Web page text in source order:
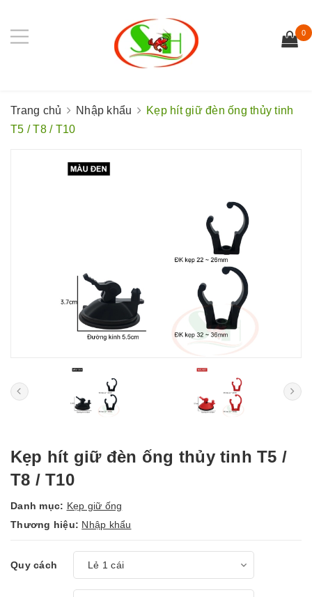
0
Trang chủ Nhập khẩu
Kẹp hít giữ đèn ống thủy tinh
T5 / T8 / T10
Kẹp hít giữ đèn ống thủy tinh T5 /
T8 / T10
Danh mục: Kẹp giữ ống
Thương hiệu: Nhập khẩu
Quy cách